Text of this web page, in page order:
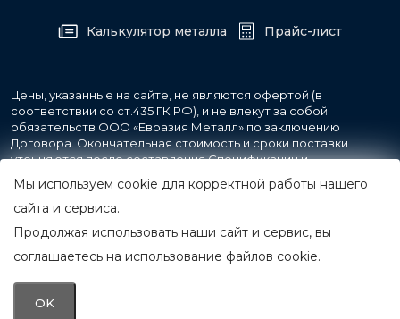
Калькулятор металла Прайс-лист
Цены, указанные на сайте, не являются офертой (в
соответствии со ст.435 ГК РФ), и не влекут за собой
обязательств ООО «Евразия Металл» по заключению
Договора. Окончательная стоимость и сроки поставки
уточняются после составления Спецификации и
фиксируются в Счете на оплату, а также Спецификации на
поставку товара.
© 2007-2026 Все права защищены.
ООО «Евразия Металл»
Мы используем cookie для корректной работы нашего
сайта и сервиса.
Продолжая использовать наши сайт и сервис, вы
соглашаетесь на использование файлов cookie.
OK